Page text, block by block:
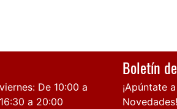
De 10:00 a
a 20:00
Boletín
¡Apúntate
Novedades!